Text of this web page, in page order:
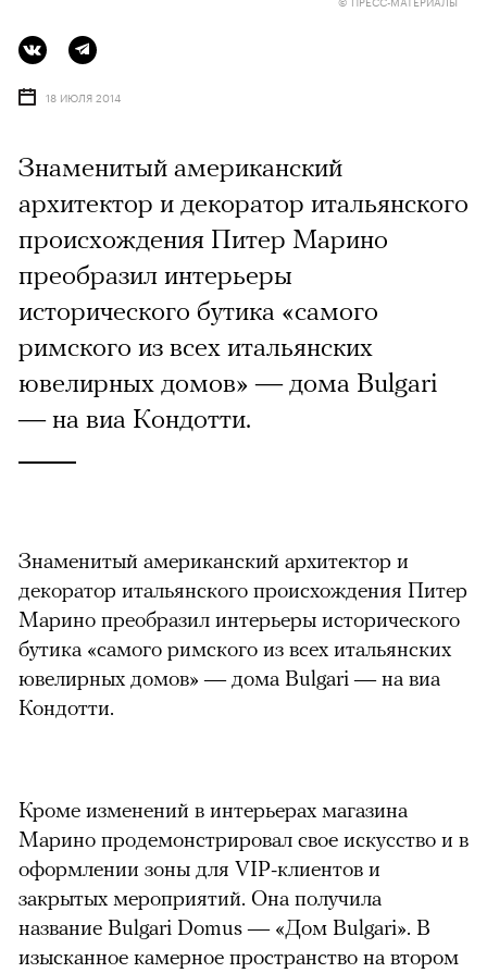
18 ИЮЛЯ 2014
Знаменитый американский
архитектор и декоратор итальянского
происхождения Питер Марино
преобразил интерьеры
исторического бутика «самого
римского из всех итальянских
ювелирных домов» — дома Bulgari
— на виа Кондотти.
Знаменитый американский архитектор и
декоратор итальянского происхождения Питер
Марино преобразил интерьеры исторического
бутика «самого римского из всех итальянских
ювелирных домов» — дома Bulgari — на виа
Кондотти.
Кроме изменений в интерьерах магазина
Марино продемонстрировал свое искусство и в
оформлении зоны для VIP-клиентов и
закрытых мероприятий. Она получила
название Bulgari Domus — «Дом Bulgari». В
изысканное камерное пространство на втором